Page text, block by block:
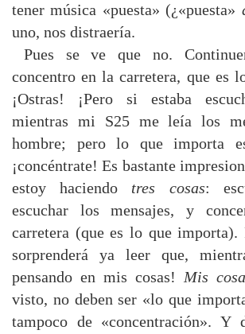
tener música «puesta» (¿«puesta»
uno, nos distraería.
Pues se ve que no.
concentro en la carretera, que es
¡Ostras! ¡Pero si estaba
mientras mi S25 me leía los
hombre; pero lo que importa
¡concéntrate! Es bastante
estoy haciendo tres cosas:
escuchar los mensajes, y
carretera (que es lo que importa).
sorprenderá ya leer que,
pensando en mis cosas! Mis
visto, no deben ser «lo que
tampoco de «concentración». Y